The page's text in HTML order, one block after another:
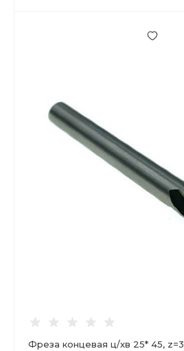
Фреза концевая ц/хв 25* 45, z=3